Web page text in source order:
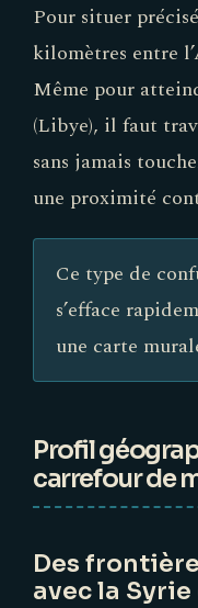
Pour situer
kilomètres entre
Même pour
(Libye), il faut
sans jamais
une proximité
Ce type de
s’efface
une carte
Profil
carrefour de
Des
avec la